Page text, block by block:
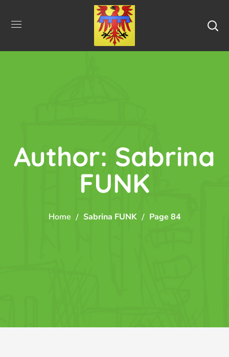
Author: Sabrina
FUNK
Home Sabrina FUNK Page 84